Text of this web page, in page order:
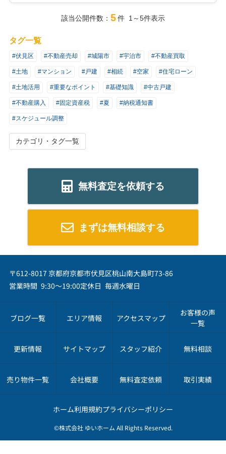
該当公開件数： 5件 1～5件表示
タグ一覧
#伏見区 #不動産売却 #城陽市 #宇治市 #不動産買取
#土地 #マンション #戸建 #相続 #空家 #住宅ローン
#土地活用 #重要なポイント #基礎知識 #中古戸建
#不動産購入 #固定資産税 #夏 #納税通知書
#スケジュール調整
カテゴリ・タグ一覧
無料査定を依頼する
まずは無料相談する
〒612-8017 京都府京都市伏見区桃山南大島町73-86
営業時間 9:30～19:00定休日 毎週水曜日
ブログ一覧 エリア情報 アクセスマップ
お客様の声
一覧
更新情報 サイトマップ スタッフ紹介 無料相談
売り物件一覧 会社概要 無料査定依頼 取引実績
ホーム利用規約プライバシーポリシー
©株式会社 ゆいホーム All Rights Reserved.